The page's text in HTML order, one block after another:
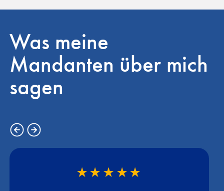
Was meine
Mandanten über mich
sagen
★★★★★